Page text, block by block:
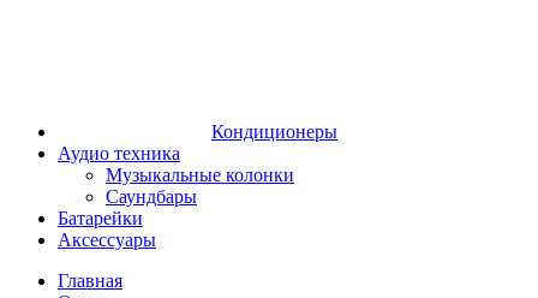
Кондиционеры
Аудио техника
Музыкальные колонки
Саундбары
Батарейки
Аксессуары
Главная